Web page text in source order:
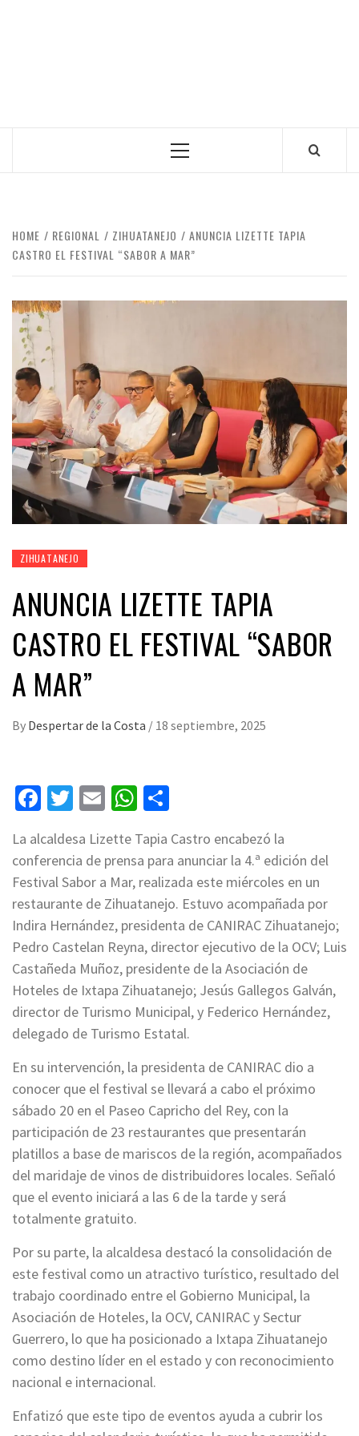
Primary
HOME REGIONAL ZIHUATANEJO
ANUNCIA LIZETTE TAPIA
CASTRO EL FESTIVAL “SABOR A MAR”
ZIHUATANEJO
ANUNCIA LIZETTE TAPIA
CASTRO EL FESTIVAL “SABOR
A MAR”
By Despertar de la Costa / 18 septiembre, 2025
Facebook
Twitter
EmailWhatsApp
La alcaldesa Lizette Tapia Castro encabezó la
conferencia de prensa para anunciar la 4.ª edición del
Festival Sabor a Mar, realizada este miércoles en un
restaurante de Zihuatanejo. Estuvo acompañada por
Indira Hernández, presidenta de CANIRAC Zihuatanejo;
Pedro Castelan Reyna, director ejecutivo de la OCV; Luis
Castañeda Muñoz, presidente de la Asociación de
Hoteles de Ixtapa Zihuatanejo; Jesús Gallegos Galván,
director de Turismo Municipal, y Federico Hernández,
delegado de Turismo Estatal.
En su intervención, la presidenta de CANIRAC dio a
conocer que el festival se llevará a cabo el próximo
sábado 20 en el Paseo Capricho del Rey, con la
participación de 23 restaurantes que presentarán
platillos a base de mariscos de la región, acompañados
del maridaje de vinos de distribuidores locales. Señaló
que el evento iniciará a las 6 de la tarde y será
totalmente gratuito.
Por su parte, la alcaldesa destacó la consolidación de
este festival como un atractivo turístico, resultado del
trabajo coordinado entre el Gobierno Municipal, la
Asociación de Hoteles, la OCV, CANIRAC y Sectur
Guerrero, lo que ha posicionado a Ixtapa Zihuatanejo
como destino líder en el estado y con reconocimiento
nacional e internacional.
Enfatizó que este tipo de eventos ayuda a cubrir los